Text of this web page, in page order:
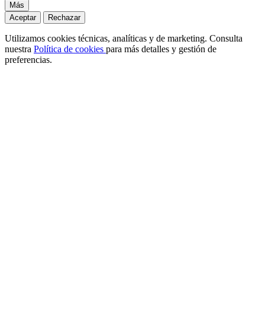
Más
Aceptar
Rechazar
Utilizamos cookies técnicas, analíticas y de marketing. Consulta
nuestra Política de cookies para más detalles y gestión de
preferencias.